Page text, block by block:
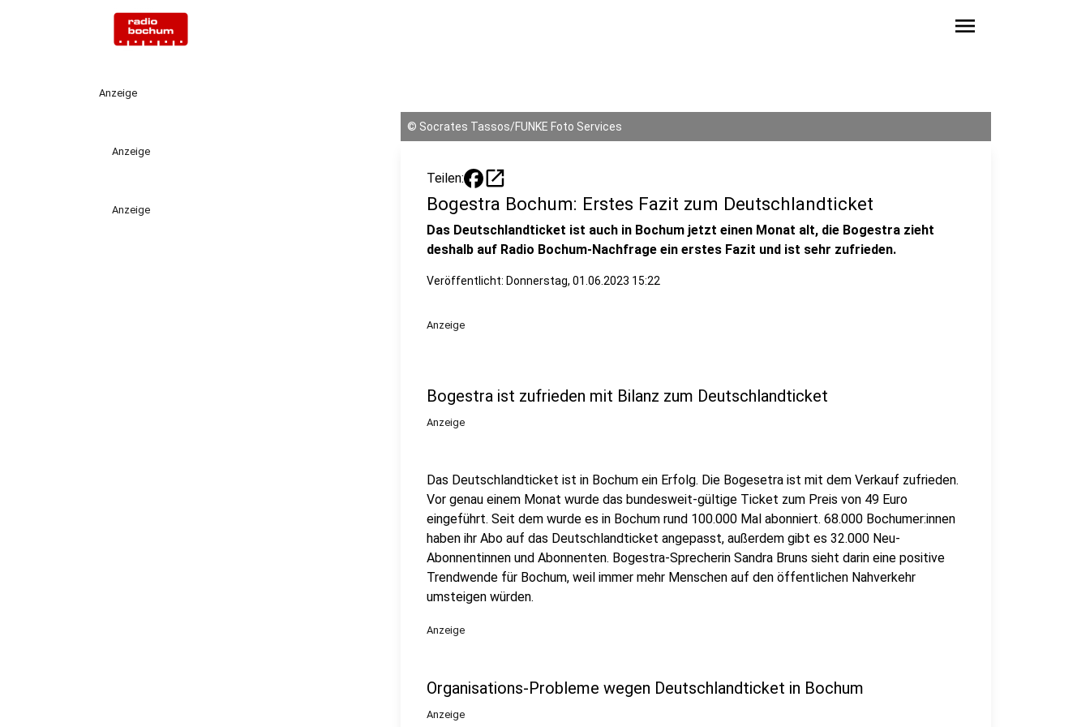
menu
Anzeige
Anzeige
Anzeige
© Socrates Tassos/FUNKE Foto Services
Teilen: open_in_new
Bogestra Bochum: Erstes Fazit zum Deutschlandticket
Das Deutschlandticket ist auch in Bochum jetzt einen Monat alt, die Bogestra zieht
deshalb auf Radio Bochum-Nachfrage ein erstes Fazit und ist sehr zufrieden.
Veröffentlicht: Donnerstag, 01.06.2023 15:22
Anzeige
Bogestra ist zufrieden mit Bilanz zum Deutschlandticket
Anzeige
Das Deutschlandticket ist in Bochum ein Erfolg. Die Bogesetra ist mit dem Verkauf zufrieden.
Vor genau einem Monat wurde das bundesweit-gültige Ticket zum Preis von 49 Euro
eingeführt. Seit dem wurde es in Bochum rund 100.000 Mal abonniert. 68.000 Bochumer:innen
haben ihr Abo auf das Deutschlandticket angepasst, außerdem gibt es 32.000 Neu-
Abonnentinnen und Abonnenten. Bogestra-Sprecherin Sandra Bruns sieht darin eine positive
Trendwende für Bochum, weil immer mehr Menschen auf den öffentlichen Nahverkehr
umsteigen würden.
Anzeige
Organisations-Probleme wegen Deutschlandticket in Bochum
Anzeige